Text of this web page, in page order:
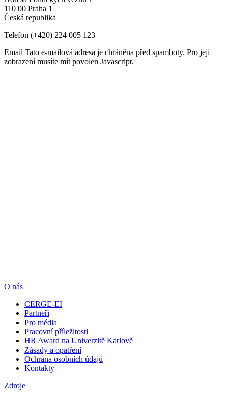
110 00 Praha 1
Česká republika
Telefon (+420) 224 005 123
Email Tato e-mailová adresa je chráněna před spamboty. Pro její
zobrazení musíte mít povolen Javascript.
O nás
CERGE-EI
Partneři
Pro média
Pracovní příležitosti
HR Award na Univerzitě Karlově
Zásady a opatření
Ochrana osobních údajů
Kontakty
Zdroje